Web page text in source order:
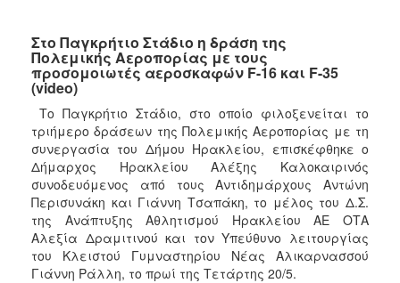
ΠΟΛΙΤΙΣΜΟΣ
ΑΝΘΕΚΤΙΚΗ
ΠΟΛΗ
Στο Παγκρήτιο Στάδιο η δράση της
Πολεμικής Αεροπορίας με τους
προσομοιωτές αεροσκαφών F-16 και F-35
(video)
Το Παγκρήτιο Στάδιο, στο οποίο φιλοξενείται το
τριήμερο δράσεων της Πολεμικής Αεροπορίας με τη
συνεργασία του Δήμου Ηρακλείου, επισκέφθηκε ο
Δήμαρχος Ηρακλείου Αλέξης Καλοκαιρινός
συνοδευόμενος από τους Αντιδημάρχους Αντώνη
Περισυνάκη και Γιάννη Τσαπάκη, το μέλος του Δ.Σ.
της Ανάπτυξης Αθλητισμού Ηρακλείου ΑΕ ΟΤΑ
Αλεξία Δραμιτινού και τον Υπεύθυνο λειτουργίας
του Κλειστού Γυμναστηρίου Νέας Αλικαρνασσού
Γιάννη Ράλλη, το πρωί της Τετάρτης 20/5.